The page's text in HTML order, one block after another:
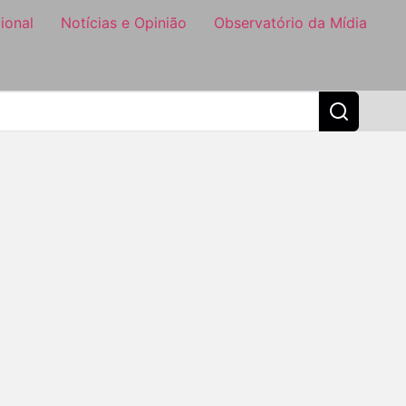
Notícias e Opinião Observatório da Mídia